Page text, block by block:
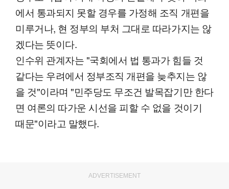
에서 통과되지 못할 경우를 가정해 조직 개편을
미루거나, 현 정부의 부처 그대로 따라가지는 않
겠다는 뜻이다.
인수위 관계자는 "국회에서 법 통과가 힘들 것
같다는 우려에서 정부조직 개편을 늦추지는 않
을 것"이라며 "민주당도 무조건 발목잡기만 한다
면 여론의 따가운 시선을 피할 수 없을 것이기
때문"이라고 말했다.
ADVERTISEMENT